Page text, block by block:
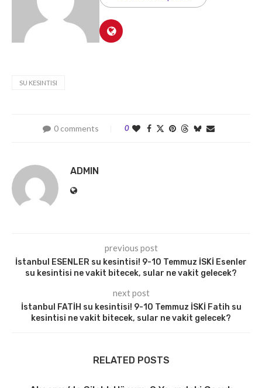
SU KESINTISI
0 comments 0
ADMIN
previous post
İstanbul ESENLER su kesintisi! 9-10 Temmuz İSKİ Esenler
su kesintisi ne vakit bitecek, sular ne vakit gelecek?
next post
İstanbul FATİH su kesintisi! 9-10 Temmuz İSKİ Fatih su
kesintisi ne vakit bitecek, sular ne vakit gelecek?
RELATED POSTS